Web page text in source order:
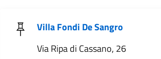
Villa Fondi De Sangro
Via Ripa di Cassano, 26